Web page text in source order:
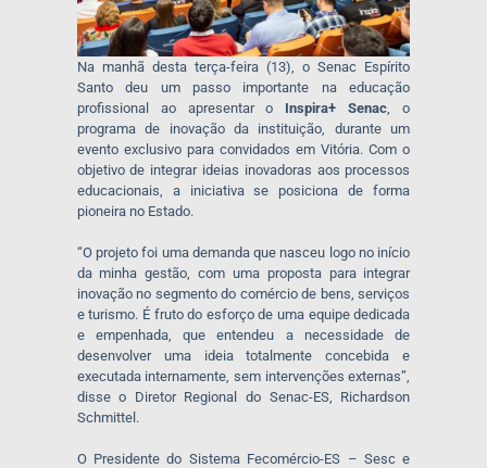
Na manhã desta terça-feira (13), o Senac Espírito
Santo deu um passo importante na educação
profissional ao apresentar o Inspira+ Senac, o
programa de inovação da instituição, durante um
evento exclusivo para convidados em Vitória. Com o
objetivo de integrar ideias inovadoras aos processos
educacionais, a iniciativa se posiciona de forma
pioneira no Estado.
“O projeto foi uma demanda que nasceu logo no início
da minha gestão, com uma proposta para integrar
inovação no segmento do comércio de bens, serviços
e turismo. É fruto do esforço de uma equipe dedicada
e empenhada, que entendeu a necessidade de
desenvolver uma ideia totalmente concebida e
executada internamente, sem intervenções externas”,
disse o Diretor Regional do Senac-ES, Richardson
Schmittel.
O Presidente do Sistema Fecomércio-ES – Sesc e